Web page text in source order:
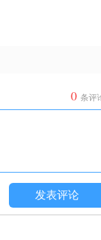
0 条评
发表评论